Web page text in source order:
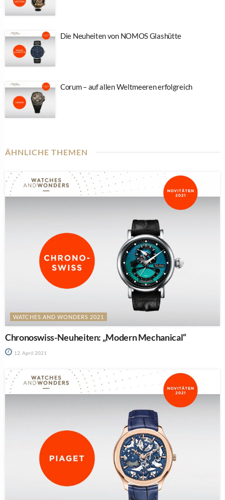
Die Neuheiten von NOMOS Glashütte
Corum – auf allen Weltmeeren erfolgreich
ÄHNLICHE THEMEN
WATCHES AND WONDERS 2021
Chronoswiss-Neuheiten: „Modern Mechanical“
12. April 2021